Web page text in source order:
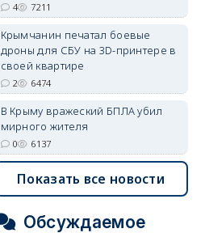
4 7211
Крымчанин печатал боевые
дроны для СБУ на 3D-принтере в
своей квартире
2 6474
В Крыму вражеский БПЛА убил
мирного жителя
0 6137
Показать все новости
Обсуждаемое